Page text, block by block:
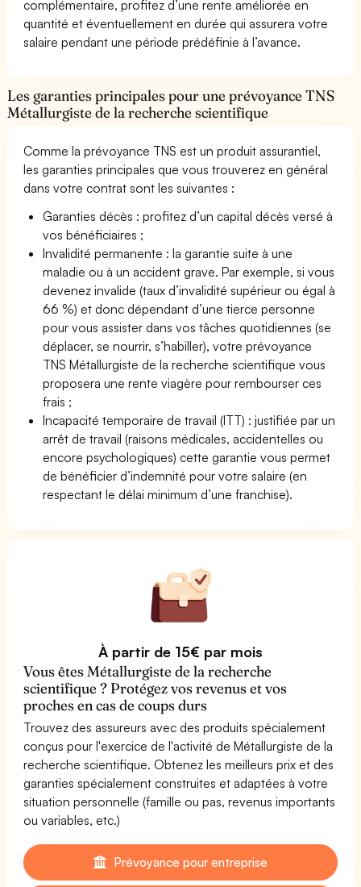
complémentaire, profitez d’une rente améliorée en
quantité et éventuellement en durée qui assurera votre
salaire pendant une période prédéfinie à l’avance.
Les garanties principales pour une prévoyance TNS
Métallurgiste de la recherche scientifique
Comme la prévoyance TNS est un produit assurantiel,
les garanties principales que vous trouverez en général
dans votre contrat sont les suivantes :
Garanties décès : profitez d’un capital décès versé à
vos bénéficiaires ;
Invalidité permanente : la garantie suite à une
maladie ou à un accident grave. Par exemple, si vous
devenez invalide (taux d’invalidité supérieur ou égal à
66 %) et donc dépendant d’une tierce personne
pour vous assister dans vos tâches quotidiennes (se
déplacer, se nourrir, s’habiller), votre prévoyance
TNS Métallurgiste de la recherche scientifique vous
proposera une rente viagère pour rembourser ces
frais ;
Incapacité temporaire de travail (ITT) : justifiée par un
arrêt de travail (raisons médicales, accidentelles ou
encore psychologiques) cette garantie vous permet
de bénéficier d’indemnité pour votre salaire (en
respectant le délai minimum d’une franchise).
À partir de 15€ par mois
Vous êtes Métallurgiste de la recherche
scientifique ? Protégez vos revenus et vos
proches en cas de coups durs
Trouvez des assureurs avec des produits spécialement
conçus pour l'exercice de l'activité de Métallurgiste de la
recherche scientifique. Obtenez les meilleurs prix et des
garanties spécialement construites et adaptées à votre
situation personnelle (famille ou pas, revenus importants
ou variables, etc.)
Prévoyance pour entreprise